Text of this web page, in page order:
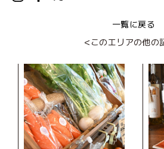
一覧に戻る
<このエリアの他の